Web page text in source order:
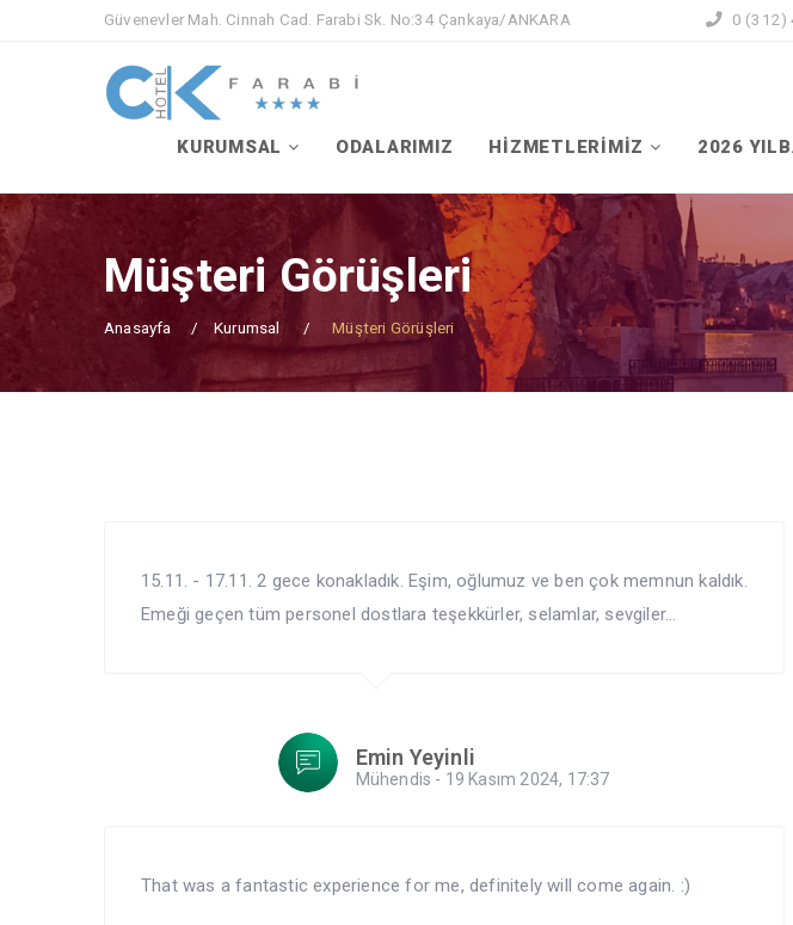
Güvenevler Mah. Cinnah Cad. Farabi Sk. No:34 Çankaya/ANKARA 0 (312)
KURUMSAL ODALARIMIZ HİZMETLERİMİZ 2026
Müşteri Görüşleri
Anasayfa Kurumsal Müşteri Görüşleri
15.11. - 17.11. 2 gece konakladık. Eşim, oğlumuz ve ben çok memnun kaldık.
Emeği geçen tüm personel dostlara teşekkürler, selamlar, sevgiler...
Emin Yeyinli
Mühendis - 19 Kasım 2024, 17:37
That was a fantastic experience for me, definitely will come again. :)